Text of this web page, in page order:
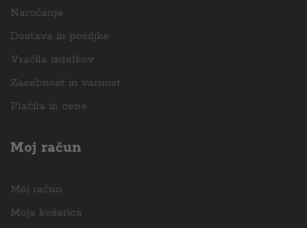
Naročanje
Dostava in pošiljke
Vračila izdelkov
Zasebnost in varnost
Plačila in cene
Moj račun
Moj račun
Moja košarica